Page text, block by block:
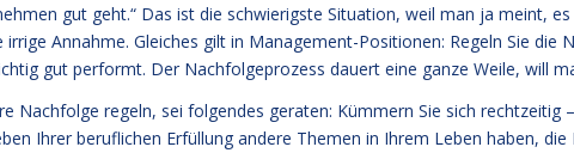
gut geht.“ Das ist die schwierigste Situation, weil man ja meint,
Annahme. Gleiches gilt in Management-Positionen: Regeln Sie die
gut performt. Der Nachfolgeprozess dauert eine ganze Weile, will
Nachfolge regeln, sei folgendes geraten: Kümmern Sie sich rechtzeitig
Ihrer beruflichen Erfüllung andere Themen in Ihrem Leben haben, die